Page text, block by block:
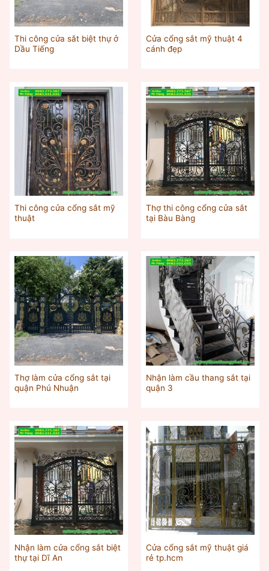
Thi công cửa sắt biệt thự ở
Dầu Tiếng
Cửa cổng sắt mỹ thuật 4
cánh đẹp
Thi công cửa cổng sắt mỹ
thuật
Thợ thi công cổng cửa sắt
tại Bàu Bàng
Thợ làm cửa cổng sắt tại
quận Phú Nhuận
Nhận làm cầu thang sắt tại
quận 3
Nhận làm cửa cổng sắt biệt
thự tại Dĩ An
Cửa cổng sắt mỹ thuật giá
rẻ tp.hcm